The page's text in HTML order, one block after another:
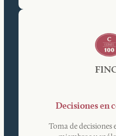
Decisiones en
Toma de